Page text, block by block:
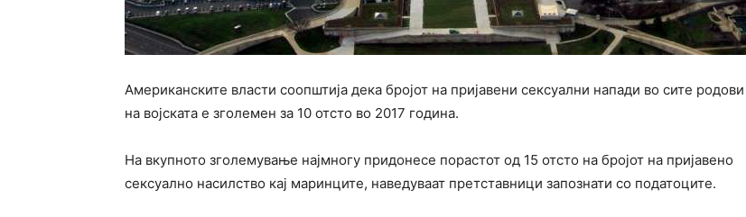
Американските власти соопштија дека бројот на пријавени сексуални напади во сите родови
на војската е зголемен за 10 отсто во 2017 година.
На вкупното зголемување најмногу придонесе порастот од 15 отсто на бројот на пријавено
сексуално насилство кај маринците, наведуваат претставници запознати со податоците.